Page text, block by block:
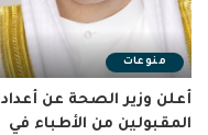
منوعات
أعلن وزير الصحة عن أعداد
المقبولين من الأطباء في